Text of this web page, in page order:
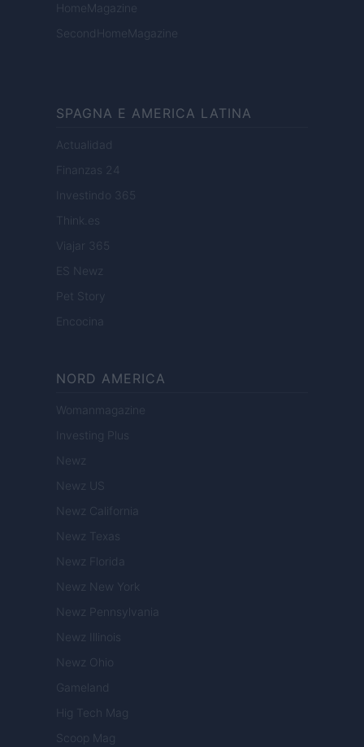
HomeMagazine
SecondHomeMagazine
SPAGNA E AMERICA LATINA
Actualidad
Finanzas 24
Investindo 365
Think.es
Viajar 365
ES Newz
Pet Story
Encocina
NORD AMERICA
Womanmagazine
Investing Plus
Newz
Newz US
Newz California
Newz Texas
Newz Florida
Newz New York
Newz Pennsylvania
Newz Illinois
Newz Ohio
Gameland
Hig Tech Mag
Scoop Mag